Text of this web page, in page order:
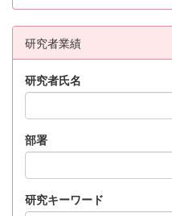
研究者業績
研究者氏名
部署
研究キーワード